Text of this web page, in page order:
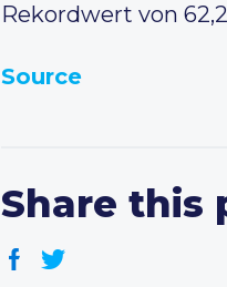
Rekordwert von
Source
Share this